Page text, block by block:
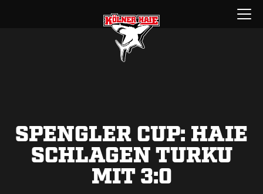
Menü
öffnen
SPENGLER CUP: HAIE
SCHLAGEN TURKU
MIT 3:0